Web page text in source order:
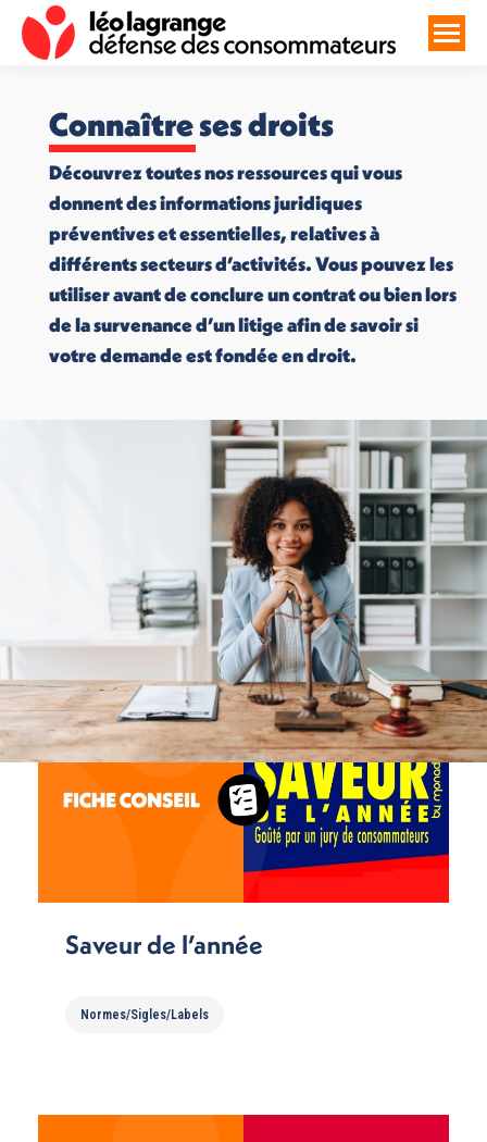
Connaître ses droits
Découvrez toutes nos ressources qui vous
donnent des informations juridiques
préventives et essentielles, relatives à
différents secteurs d’activités. Vous pouvez les
utiliser avant de conclure un contrat ou bien lors
de la survenance d’un litige afin de savoir si
votre demande est fondée en droit.
Saveur de l’année
Normes/Sigles/Labels